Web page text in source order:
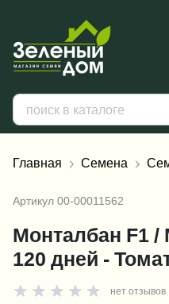
Главная Семена
Артикул 00-00011562
Монталбан F1 /
120 дней -
нет отзывов